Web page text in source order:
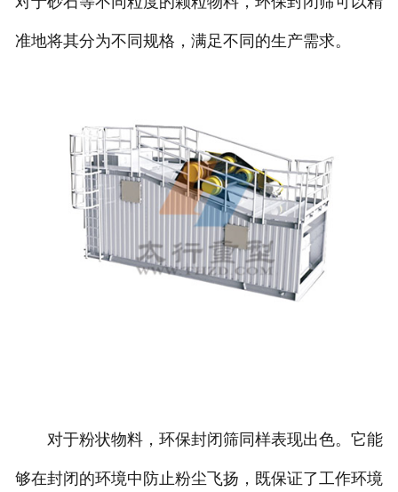
准地将其分为不同规格，满足不同的生产需求。
对于粉状物料，环保封闭筛同样表现出色。它能
够在封闭的环境中防止粉尘飞扬，既保证了工作环境